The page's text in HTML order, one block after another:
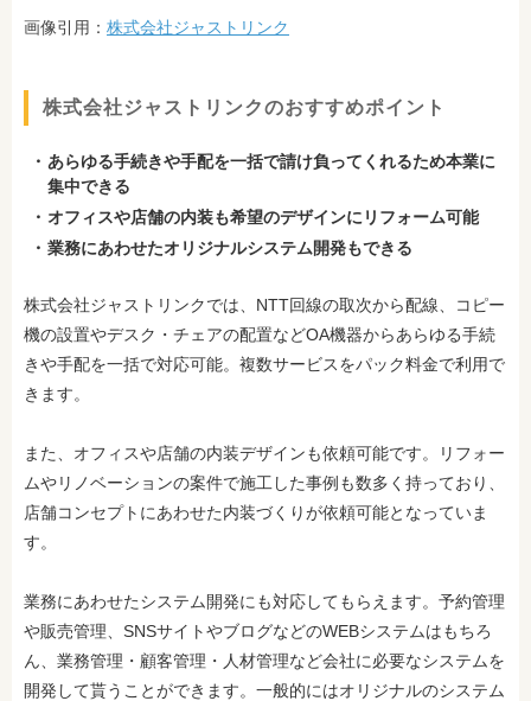
画像引用： 株式会社ジャストリンク
株式会社ジャストリンクのおすすめポイント
あらゆる手続きや手配を一括で請け負ってくれるため本業に
集中できる
オフィスや店舗の内装も希望のデザインにリフォーム可能
業務にあわせたオリジナルシステム開発もできる
株式会社ジャストリンクでは、NTT回線の取次から配線、コピー
機の設置やデスク・チェアの配置などOA機器からあらゆる手続
きや手配を一括で対応可能。複数サービスをパック料金で利用で
きます。
また、オフィスや店舗の内装デザインも依頼可能です。リフォー
ムやリノベーションの案件で施工した事例も数多く持っており、
店舗コンセプトにあわせた内装づくりが依頼可能となっていま
す。
業務にあわせたシステム開発にも対応してもらえます。予約管理
や販売管理、SNSサイトやブログなどのWEBシステムはもちろ
ん、業務管理・顧客管理・人材管理など会社に必要なシステムを
開発して貰うことができます。一般的にはオリジナルのシステム